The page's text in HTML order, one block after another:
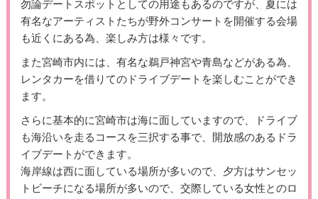
勿論デートスポットとしての用途もあるのですが、夏には
有名なアーティストたちが野外コンサートを開催する会場
も近くにある為、楽しみ方は様々です。
また宮崎市内には、有名な鵜戸神宮や青島などがある為、
レンタカーを借りてのドライブデートを楽しむことができ
ます。
さらに基本的に宮崎市は海に面していますので、ドライブ
も海沿いを走るコースを三択する事で、開放感のあるドラ
イブデートができます。
海岸線は西に面している場所が多いので、夕方はサンセッ
トビーチになる場所が多いので、交際している女性とのロ